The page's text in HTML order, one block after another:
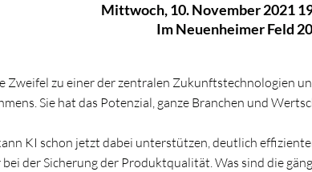
Mittwoch, 10. November 2021
Im Neuenheimer Feld
Zweifel zu einer der zentralen Zukunftstechnologien
Sie hat das Potenzial, ganze Branchen und
KI schon jetzt dabei unterstützen, deutlich
der Sicherung der Produktqualität. Was sind die